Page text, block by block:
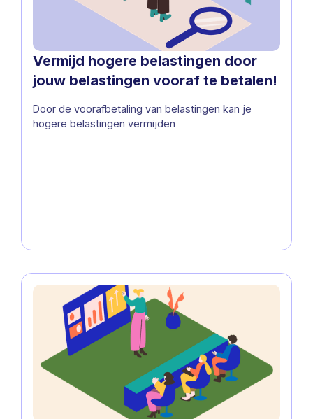
Vermijd hogere belastingen door
jouw belastingen vooraf te betalen!
Door de voorafbetaling van belastingen kan je
hogere belastingen vermijden